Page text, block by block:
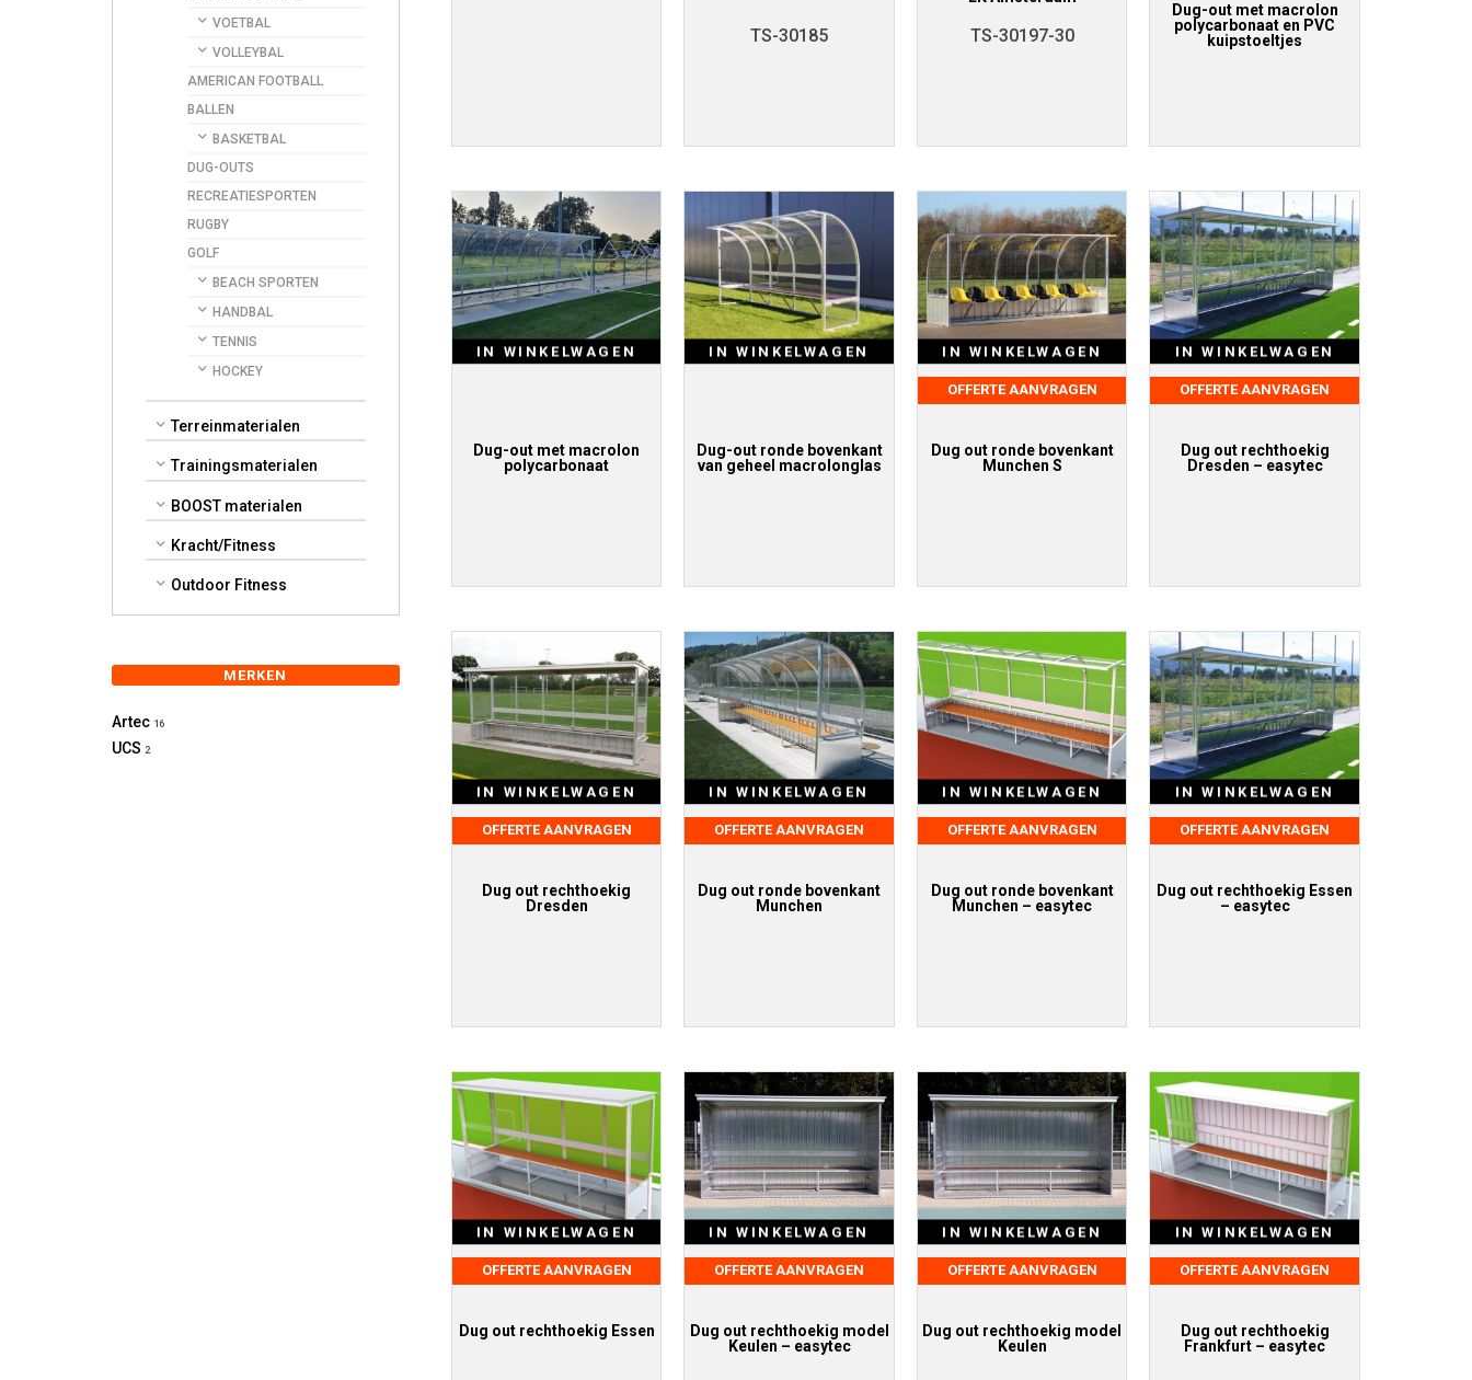
VOETBAL
VOLLEYBAL
AMERICAN FOOTBALL
BALLEN
BASKETBAL
DUG-OUTS
RECREATIESPORTEN
RUGBY
GOLF
BEACH SPORTEN
HANDBAL
TENNIS
HOCKEY
Terreinmaterialen
Trainingsmaterialen
BOOST materialen
Kracht/Fitness
Outdoor Fitness
MERKEN
Artec 16
UCS 2
TS-30185 TS-30197-30
Dug-out met macrolon
polycarbonaat en PVC
kuipstoeltjes
IN WINKELWAGEN
Dug-out met macrolon
polycarbonaat
IN WINKELWAGEN
Dug-out ronde bovenkant
van geheel macrolonglas
IN WINKELWAGEN
OFFERTE AANVRAGEN
Dug out ronde bovenkant
Munchen S
IN WINKELWAGEN
OFFERTE AANVRAGEN
Dug out rechthoekig
Dresden – easytec
IN WINKELWAGEN
OFFERTE AANVRAGEN
Dug out rechthoekig
Dresden
IN WINKELWAGEN
OFFERTE AANVRAGEN
Dug out ronde bovenkant
Munchen
IN WINKELWAGEN
OFFERTE AANVRAGEN
Dug out ronde bovenkant
Munchen – easytec
IN WINKELWAGEN
OFFERTE AANVRAGEN
Dug out rechthoekig Essen
– easytec
IN WINKELWAGEN
OFFERTE AANVRAGEN
Dug out rechthoekig Essen
IN WINKELWAGEN
OFFERTE AANVRAGEN
Dug out rechthoekig model
Keulen – easytec
IN WINKELWAGEN
OFFERTE AANVRAGEN
Dug out rechthoekig model
Keulen
IN WINKELWAGEN
OFFERTE AANVRAGEN
Dug out rechthoekig
Frankfurt – easytec